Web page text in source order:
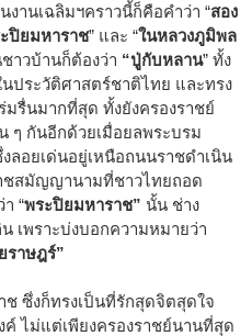
านเฉลิมฯคราวนี้ก็คือคำว่า “สอง
ปิยมหาราช” และ “ในหลวงภูมิพล
าวบ้านก็ต้องว่า “ปู่กับหลาน” ทั้ง
ประวัติศาสตร์ชาติไทย และทรง
มรื่นมากที่สุด ทั้งยังครองราชย์
ๆ กันอีกด้วยเมื่อยลพระบรม
ลอยเด่นอยู่เหนือถนนราชดำเนิน
ชสมัญญานามที่ชาวไทยถอด
“พระปิยมหาราช” นั้น ช่าง
น เพราะบ่งบอกความหมายว่า
ราษฎร์”
ซึ่งก็ทรงเป็นที่รักสุดจิตสุดใจ
ไม่แต่เพียงครองราชย์นานที่สุด